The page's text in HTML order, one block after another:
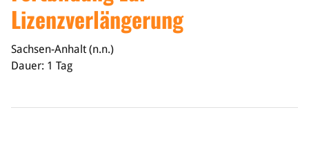
Lizenzverlängerung
Sachsen-Anhalt (n.n.)
Dauer: 1 Tag